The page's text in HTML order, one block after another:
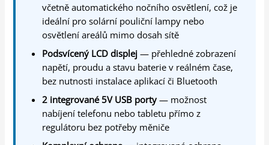
včetně automatického nočního osvětlení, což je
ideální pro solární pouliční lampy nebo
osvětlení areálů mimo dosah sítě
Podsvícený LCD displej — přehledné zobrazení
napětí, proudu a stavu baterie v reálném čase,
bez nutnosti instalace aplikací či Bluetooth
2 integrované 5V USB porty — možnost
nabíjení telefonu nebo tabletu přímo z
regulátoru bez potřeby měniče